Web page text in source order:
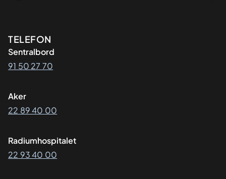
Kontaktinformasjon
TELEFON
Sentralbord
91 50 27 70
Aker
22 89 40 00
Radiumhospitalet
22 93 40 00